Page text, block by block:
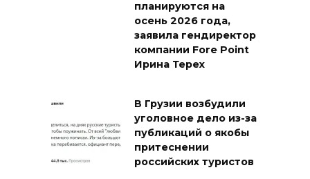
планируются на
осень 2026 года,
заявила гендиректор
компании Fore Point
Ирина Терех
В Грузии возбудили
уголовное дело из-за
публикаций о якобы
притеснении
российских туристов